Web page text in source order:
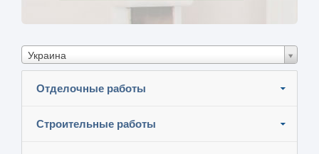
Украина
Отделочные работы
Строительные работы